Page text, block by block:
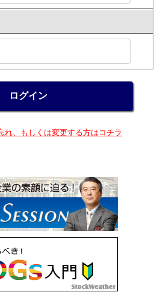
れ、もしくは変更する方はコチラ